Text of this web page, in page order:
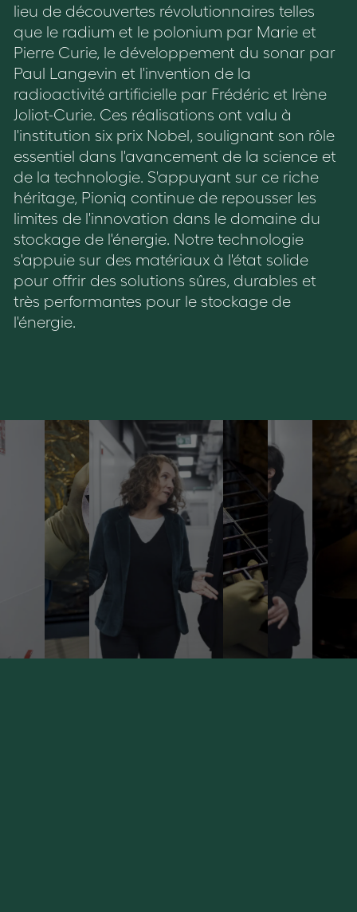
lieu de découvertes révolutionnaires telles
que le radium et le polonium par Marie et
Pierre Curie, le développement du sonar par
Paul Langevin et l'invention de la
radioactivité artificielle par Frédéric et Irène
Joliot-Curie. Ces réalisations ont valu à
l'institution six prix Nobel, soulignant son rôle
essentiel dans l'avancement de la science et
de la technologie. S'appuyant sur ce riche
héritage, Pioniq continue de repousser les
limites de l'innovation dans le domaine du
stockage de l'énergie. Notre technologie
s'appuie sur des matériaux à l'état solide
pour offrir des solutions sûres, durables et
très performantes pour le stockage de
l'énergie.